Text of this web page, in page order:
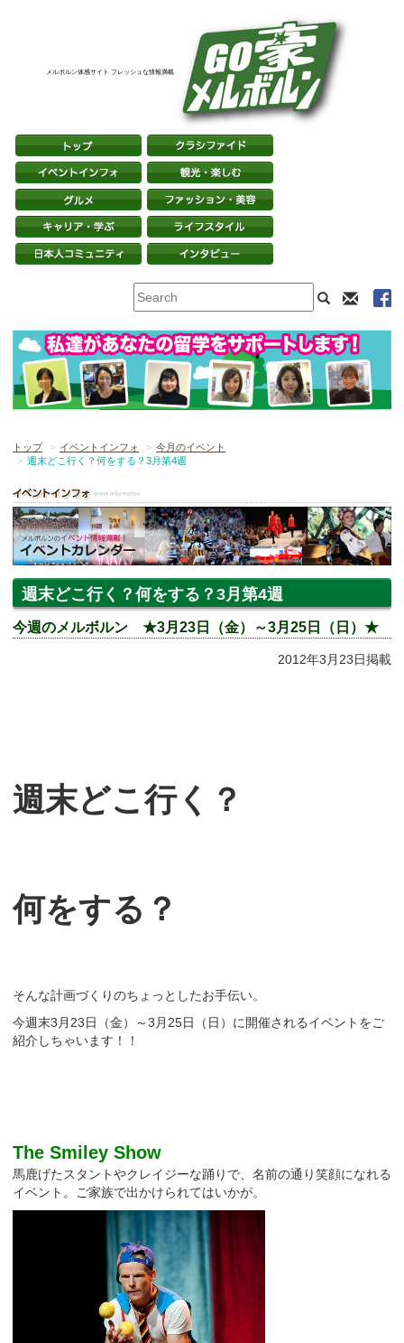
メルボルン体感サイト フレッシュな情報満載
トップ イベントインフォ
今月のイベント
週末どこ行く？何をする？3月第4週
週末どこ行く？何をする？3月第4週
今週のメルボルン ★3月23日（金）～3月25日（日）★
2012年3月23日掲載
週末どこ行く？
何をする？
そんな計画づくりのちょっとしたお手伝い。
今週末3月23日（金）～3月25日（日）に開催されるイベントをご
紹介しちゃいます！！
The Smiley Show
馬鹿げたスタントやクレイジーな踊りで、名前の通り笑顔になれる
イベント。ご家族で出かけられてはいかが。